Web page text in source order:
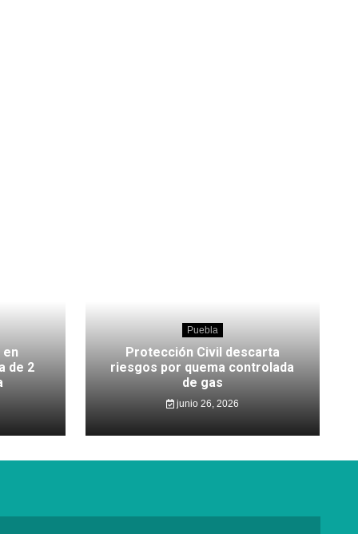
en
de 2
Puebla
Protección Civil descarta
riesgos por quema controlada
de gas
junio 26, 2026